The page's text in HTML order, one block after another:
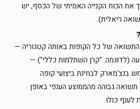
את הכוח הקנייה האמיתי של הכסף, יש
ריאלית).
התשואה של כל הקופות באותה קטגוריה —
(לדוגמה: "קרן השתלמות כללי") —
בנצ'מארק לבחינת ביצועי קופה
גבוהה מהממוצע הענפי באופן
לענף כולו.